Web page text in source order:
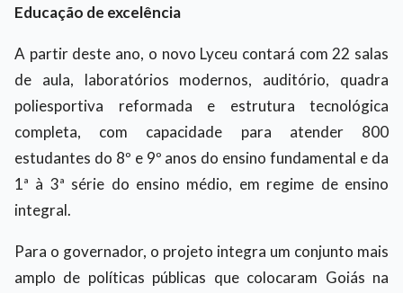
Educação de excelência
A partir deste ano, o novo Lyceu contará com 22 salas
de aula, laboratórios modernos, auditório, quadra
poliesportiva reformada e estrutura tecnológica
completa, com capacidade para atender 800
estudantes do 8º e 9º anos do ensino fundamental e da
1ª à 3ª série do ensino médio, em regime de ensino
integral.
Para o governador, o projeto integra um conjunto mais
amplo de políticas públicas que colocaram Goiás na